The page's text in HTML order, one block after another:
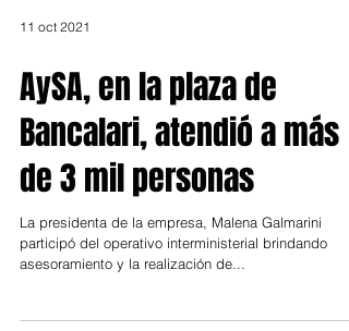
11 oct 2021
AySA, en la plaza de
Bancalari, atendió a más
de 3 mil personas
La presidenta de la empresa, Malena Galmarini